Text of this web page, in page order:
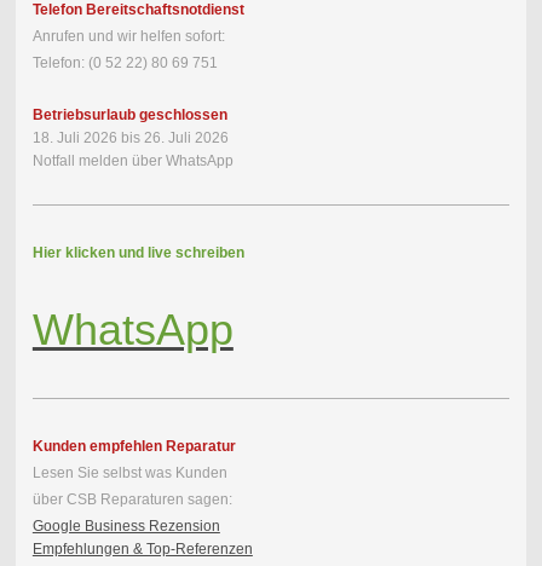
Telefon Bereitschaftsnotdienst
Anrufen und wir helfen sofort:
Telefon: (0 52 22) 80 69 751
Betriebsurlaub geschlossen
18. Juli 2026 bis 26. Juli 2026
Notfall melden über WhatsApp
Hier klicken und live schreiben
WhatsApp
Kunden empfehlen Reparatur
Lesen Sie selbst was Kunden
über CSB Reparaturen sagen:
Google Business Rezension
Empfehlungen & Top-Referenzen